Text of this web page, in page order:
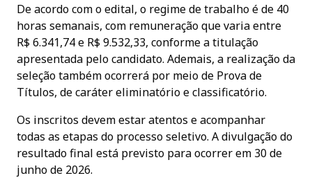
De acordo com o edital, o regime de trabalho é de 40
horas semanais, com remuneração que varia entre
R$ 6.341,74 e R$ 9.532,33, conforme a titulação
apresentada pelo candidato. Ademais, a realização da
seleção também ocorrerá por meio de Prova de
Títulos, de caráter eliminatório e classificatório.
Os inscritos devem estar atentos e acompanhar
todas as etapas do processo seletivo. A divulgação do
resultado final está previsto para ocorrer em 30 de
junho de 2026.